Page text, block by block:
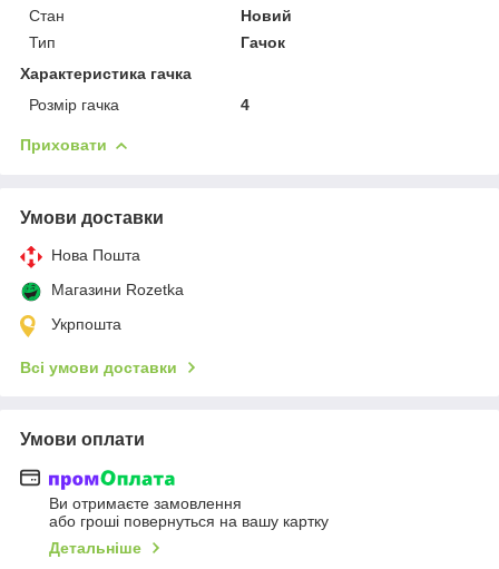
Стан
Новий
Тип
Гачок
Характеристика гачка
Розмір гачка
4
Приховати
Умови доставки
Нова Пошта
Магазини Rozetka
Укрпошта
Всі умови доставки
Умови оплати
Ви отримаєте замовлення
або гроші повернуться на вашу картку
Детальніше